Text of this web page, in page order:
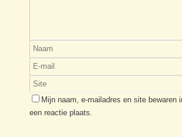
Mijn naam, e-mailadres en site bewaren
een reactie plaats.